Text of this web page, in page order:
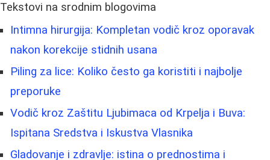
Tekstovi na srodnim blogovima
Intimna hirurgija: Kompletan vodič kroz oporavak
nakon korekcije stidnih usana
Piling za lice: Koliko često ga koristiti i najbolje
preporuke
Vodič kroz Zaštitu Ljubimaca od Krpelja i Buva:
Ispitana Sredstva i Iskustva Vlasnika
Gladovanje i zdravlje: istina o prednostima i